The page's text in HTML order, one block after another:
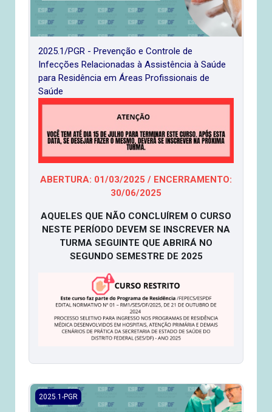
2025.1/PGR - Prevenção e Controle de
Infecções Relacionadas à Assistência à Saúde
para Residência em Áreas Profissionais de
Saúde
ABERTURA: 01/03/2025 / ENCERRAMENTO:
30/06/2025
AQUELES QUE NÃO CONCLUÍREM O CURSO
NESTE PERÍODO DEVEM SE INSCREVER NA
TURMA SEGUINTE QUE ABRIRÁ NO
SEGUNDO SEMESTRE DE 2025
2025.1/PGR - Prevenção e Controle de Infecções
2025.1-PGR